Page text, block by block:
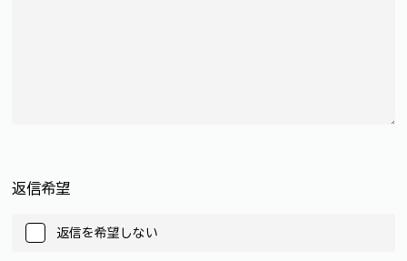
返信希望
返信を希望しない